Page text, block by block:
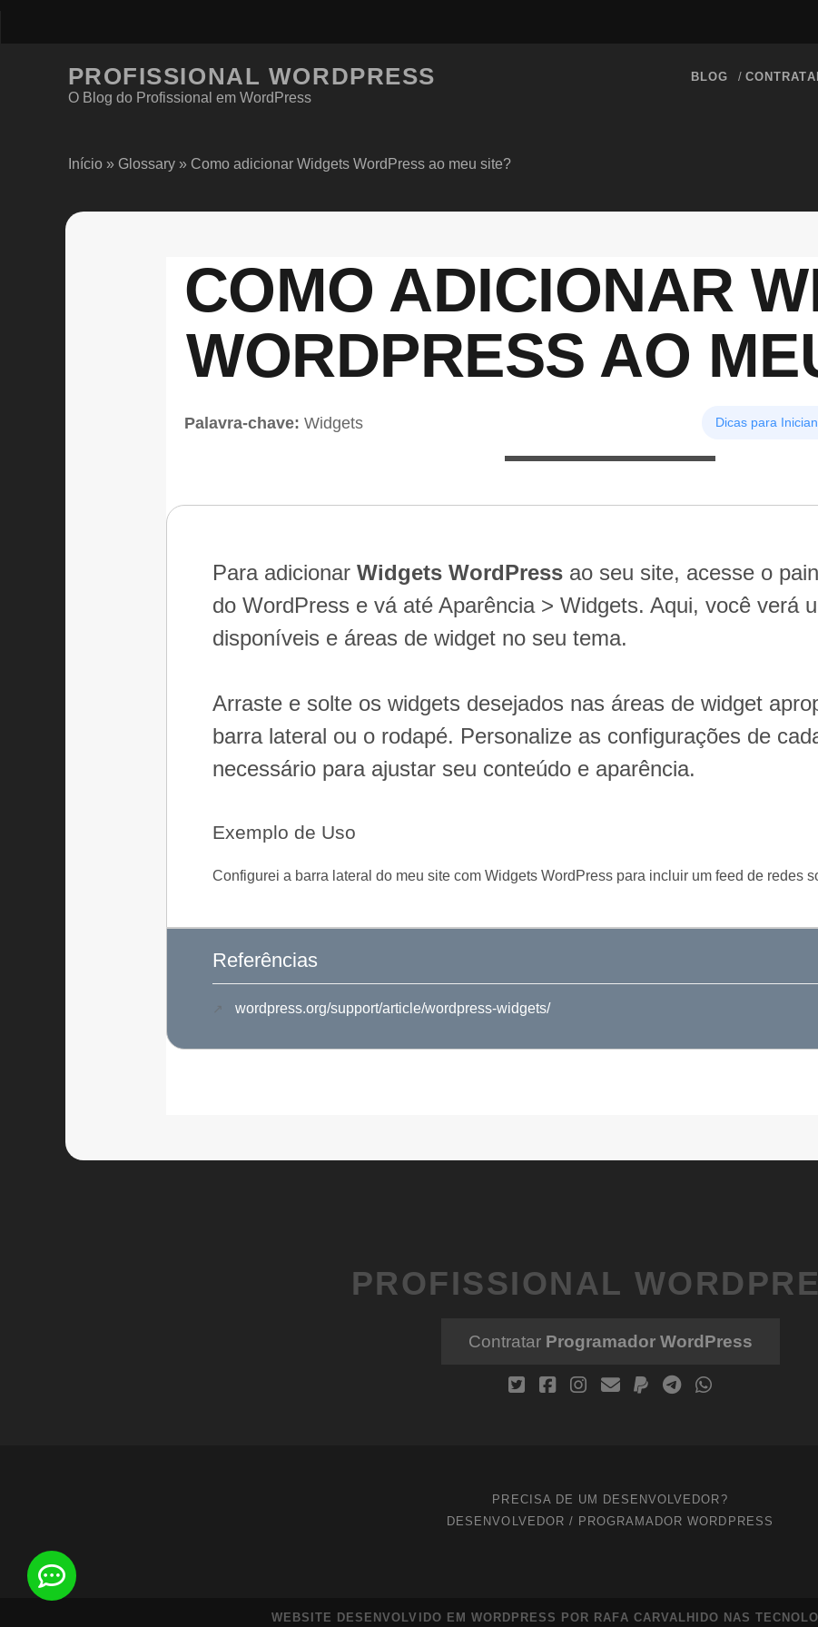
PROFISSIONAL WORDPRESS
O Blog do Profissional em WordPress
BLOG
Início» Glossary» Como adicionar Widgets WordPress ao meu site?
COMO ADICIONAR
WORDPRESS AO
Palavra-chave: Widgets Dicas para
Para adicionarWidgets WordPress ao seu site, acesse o
do WordPress e vá até Aparência > Widgets. Aqui, você verá
disponíveis e áreas de widget no seu tema.
Arraste e solte os widgets desejados nas áreas de widget
barra lateral ou o rodapé. Personalize as configurações de
necessário para ajustar seu conteúdo e aparência.
Exemplo de Uso
Configurei a barra lateral do meu site com Widgets WordPress para incluir um feed de redes
Referências
wordpress.org/support/article/wordpress-widgets/
PROFISSIONAL
Contratar Programador WordPress
PRECISA DE UM DESENVOLVEDOR?
DESENVOLVEDOR / PROGRAMADOR WORDPRESS
WEBSITE DESENVOLVIDO EM WORDPRESS POR RAFA CARVALHIDO NAS